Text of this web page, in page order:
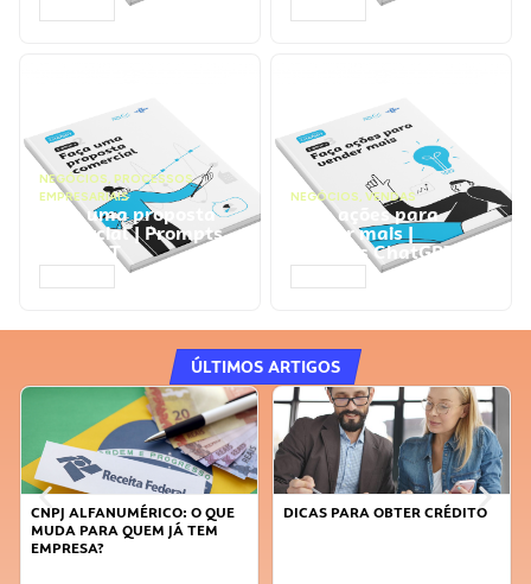
NEGÓCIOS, PROCESSOS
EMPRESARIAIS
Faça uma proposta
comercial | Prompts
ChatGPT
NEGÓCIOS, VENDAS
Faça ações para
vender mais |
Prompts ChatGPT
ÚLTIMOS ARTIGOS
DICAS PARA OBTER CRÉDITO
FAÇA A DIFERENÇA: SEJA